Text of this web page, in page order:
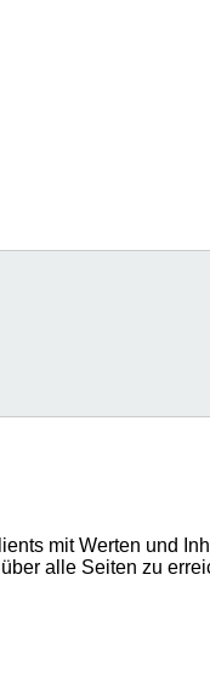
mit Werten und
alle Seiten zu